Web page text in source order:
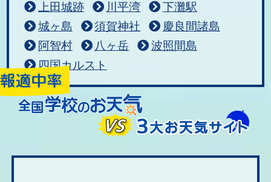
上田城跡
川平湾
下灘駅
城ヶ島
須賀神社
慶良間諸島
阿智村
八ヶ岳
波照間島
四国カルスト